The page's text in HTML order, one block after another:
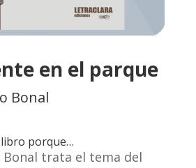
en el parque
Bonal
porque…
Bonal trata el tema del